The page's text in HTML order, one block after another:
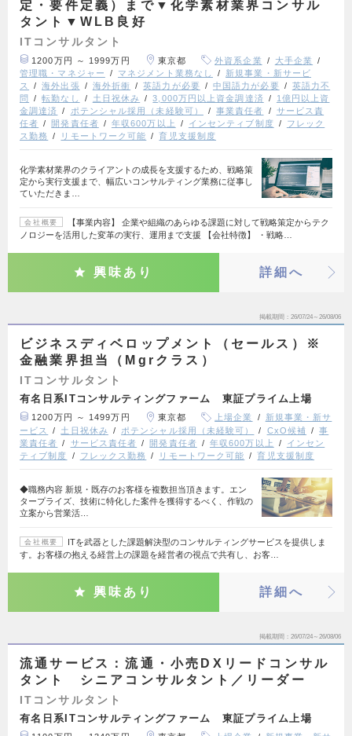
定・要件定義）まで▼化学素材業界コンサル
タント▼WLB良好
ITコンサルタント
1200万円 ～ 1999万円 東京都 外資系企業
大手企業
管理職・マネジャー
マネジメント業務なし
新規事業・新サービ
ス
海外出張 海外折衝 英語力が必要 中国語力が必要
英語力不
問
転勤なし 土日祝休み 3,000万円以上資金調達済
1億円以上資
金調達済
ポテンシャル採用（未経験可） 事業責任者
サービス責
任者
開発責任者 年収600万以上 インセンティブ制度
フレック
ス勤務
リモートワーク可能 育児支援制度
化学素材業界のクライアントの成長を支援するため、戦略策
定から実行支援まで、幅広いコンサルティング業務に従事し
ていただきま…
会社概要
【事業内容】 企業や組織のあらゆる課題に対して戦略策定からテク
ノロジーを活用した変革の実行、運用まで支援 【会社特徴】 ・戦略…
興味あり 詳細へ
掲載期間 26/07/24～26/08/06
ビジネスディベロップメント（セールス）※
金融業界担当（Mgrクラス）
ITコンサルタント
有名日系ITコンサルティングファーム 東証プライム上場
1200万円 ～ 1499万円 東京都 上場企業
新規事業・新サ
ービス
土日祝休み ポテンシャル採用（未経験可） CxO候補
事
業責任者
サービス責任者 開発責任者 年収600万以上
インセン
ティブ制度
フレックス勤務 リモートワーク可能 育児支援制度
◆職務内容 新規・既存のお客様を複数担当頂きます。エン
タープライズ、技術に特化した案件を獲得するべく、作戦の
立案から営業活…
会社概要
ITを武器とした課題解決型のコンサルティングサービスを提供しま
す。お客様の抱える経営上の課題を経営者の視点で共有し、お客…
興味あり 詳細へ
掲載期間 26/07/24～26/08/06
流通サービス：流通・小売DXリードコンサル
タント シニアコンサルタント／リーダー
ITコンサルタント
有名日系ITコンサルティングファーム 東証プライム上場